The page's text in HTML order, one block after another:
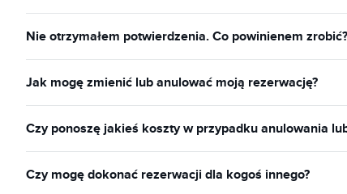
Nie otrzymałem potwierdzenia. Co powinienem zrobić?
Jak mogę zmienić lub anulować moją rezerwację?
Czy ponoszę jakieś koszty w przypadku anulowania
Czy mogę dokonać rezerwacji dla kogoś innego?